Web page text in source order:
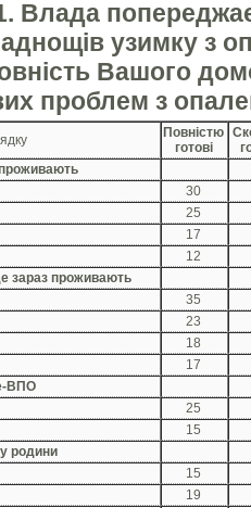
Влада
узимку з
Вашого
проблем з
Повністю
готові
проживають
30
25
17
12
зараз проживають
35
23
18
17
ВПО
25
15
родини
15
19